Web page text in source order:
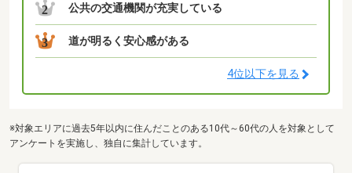
2 公共の交通機関が充実している
3 道が明るく安心感がある
4位以下を見る
※対象エリアに過去5年以内に住んだことのある10代～60代の人を対象として
アンケートを実施し、独自に集計しています。